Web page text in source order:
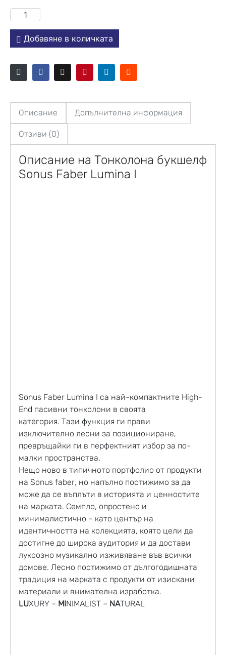
Добавяне в количката
Описание Допълнителна информация
Отзиви (0)
Описание на Тонколона букшелф
Sonus Faber Lumina I
Sonus Faber Lumina I са най-компактните High-
End пасивни тонколони в своята
категория. Тази функция ги прави
изключително лесни за позициониране,
превръщайки ги в перфектният избор за по-
малки пространства.
Нещо ново в типичното портфолио от продукти
на Sonus faber, но напълно постижимо за да
може да се въплъти в историята и ценностите
на марката. Семпло, опростено и
минималистично – като център на
идентичността на колекцията, която цели да
достигне до широка аудитория и да достави
луксозно музикално изживяване във всички
домове. Лесно постижимо от дългогодишната
традиция на марката с продукти от изискани
материали и внимателна изработка.
LUXURY – MINIMALIST – NATURAL